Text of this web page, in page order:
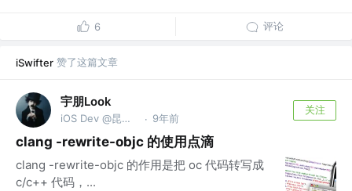
6 评论
iSwifter 赞了这篇文章
宇朋Look
iOS Dev @昆仑万维 · 9年前
关注
clang -rewrite-objc 的使用点滴
clang -rewrite-objc 的作用是把 oc 代码转写成
c/c++ 代码，...